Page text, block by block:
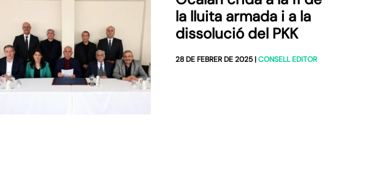
la lluita armada i a la
dissolució del PKK
28 DE FEBRER DE 2025 |CONSELL EDITOR